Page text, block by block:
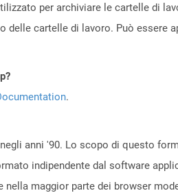
per archiviare le cartelle di
cartelle di lavoro. Può essere
.
anni '90. Lo scopo di questo
indipendente dal software
maggior parte dei browser